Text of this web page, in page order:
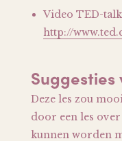
Video TED-
http://
Suggesties
Deze les zou
door een les
kunnen worden